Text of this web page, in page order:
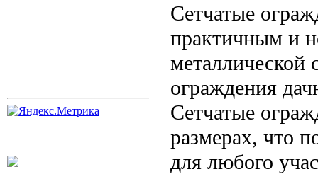
Сетчатые
практичным и
металлической
ограждения
Сетчатые
размерах, что
для любого